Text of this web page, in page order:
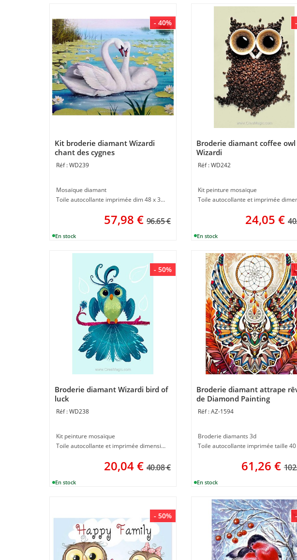
- 40%
Kit broderie diamant Wizardi
chant des cygnes
WD239
Mosaïque diamant
Toile autocollante imprimée dim 48 x 38 cm
57,98 € 96.65 €
Broderie diamant coffee owl
Wizardi
WD242
Kit peinture mosaïque
24,05 €
- 50%
Broderie diamant Wizardi bird of
luck
WD238
Kit peinture mosaïque
Toile autocollante et imprimée dimension 20 x 30 cm
20,04€ 40.08 €
Broderie diamant attrape
de Diamond Painting
AZ-1594
Broderie diamants 3d
61,26 €
- 50%